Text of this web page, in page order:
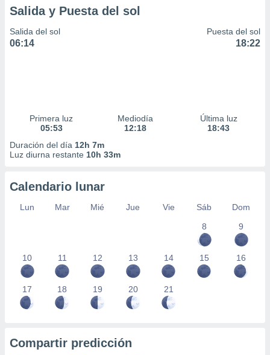
Salida y Puesta del sol
Salida del sol
06:14
Puesta del sol
18:22
Primera luz
05:53
Mediodía
12:18
Última luz
18:43
Duración del día 12h 7m
Luz diurna restante 10h 33m
Calendario lunar
Lun Mar Mié Jue Vie Sáb
Dom
8
9
10 11 12 13 14 15 16
17 18 19 20 21
Compartir predicción